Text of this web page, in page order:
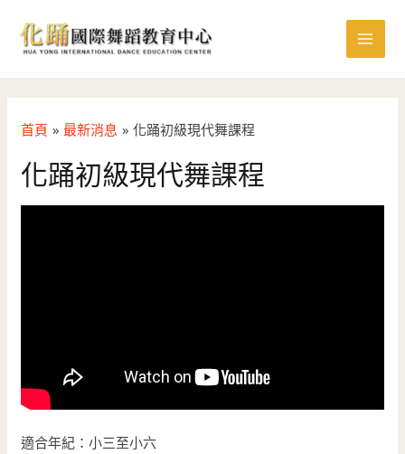
首頁 最新消息 化踊初級現代舞課程
化踊初級現代舞課程
適合年紀：小三至小六